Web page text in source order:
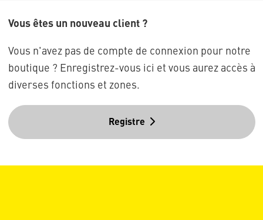
Vous êtes un nouveau client ?
Vous n'avez pas de compte de connexion pour notre
boutique ? Enregistrez-vous ici et vous aurez accès à
diverses fonctions et zones.
Registre